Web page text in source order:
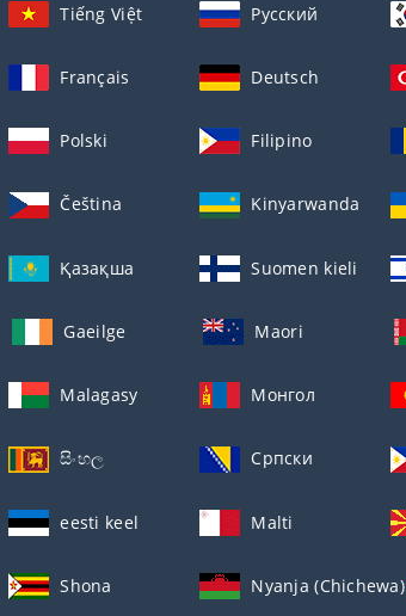
Tiếng Việt Русский
Français Deutsch
Polski Filipino
Čeština Kinyarwanda
Қазақша Suomen kieli
Gaeilge Maori
Malagasy Монгол
සිංහල Српски
eesti keel Malti
Shona Nyanja (Chichewa)